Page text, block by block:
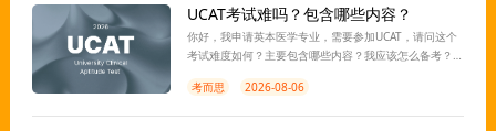
UCAT考试难吗？包含哪些内容？
你好，我申请英本医学专业，需要参加UCAT，请问这个
考试难度如何？主要包含哪些内容？我应该怎么备考？
考而思
2026-08-06